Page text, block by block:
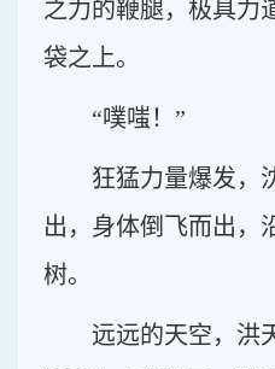
之力的鞭腿，极具力
袋之上。
“噗嗤！”
狂猛力量爆发，
出，身体倒飞而出，
树。
远远的天空，洪